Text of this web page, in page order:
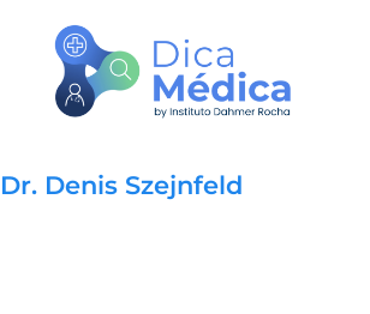
Dr. Denis Szejnfeld